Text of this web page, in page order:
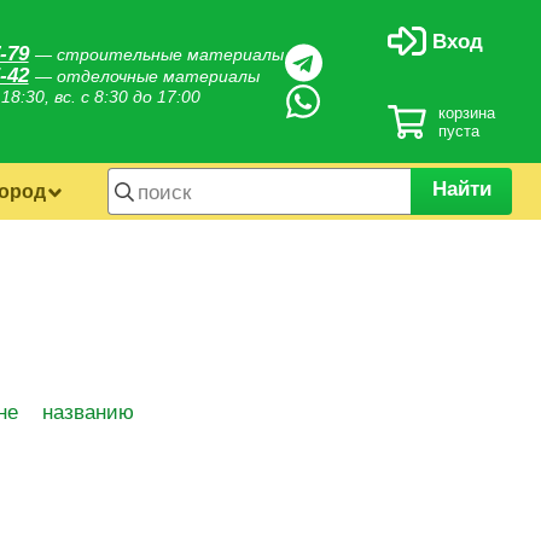
79 — строительные материалы
42 — отделочные материалы
вс. с 8:30 до 17:00
Вход
корзина
пуста
Найти
названию